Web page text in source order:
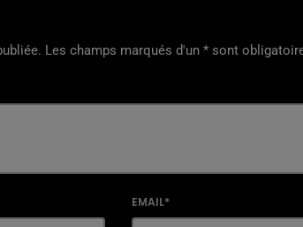
Les champs marqués d'un * sont
EMAIL*